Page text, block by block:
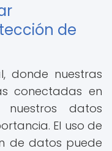
de
donde nuestras
conectadas en
datos
El uso de
de datos puede